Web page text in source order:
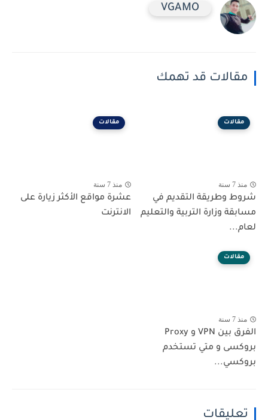
VGAMO
مقالات قد تهمك
مقالات
منذ 7 سنة
شروط وطريقة التقديم في
مسابقة وزارة التربية والتعليم
لعام...
مقالات
منذ 7 سنة
عشرة مواقع الأكثر زيارة على
الانترنت
مقالات
منذ 7 سنة
الفرق بين VPN و Proxy
بروكسى و متي تستخدم
بروكسي...
تعليقات